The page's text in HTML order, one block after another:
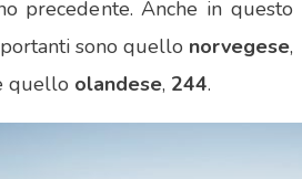
precedente. Anche in questo
sono quello norvegese,
quello olandese, 244.